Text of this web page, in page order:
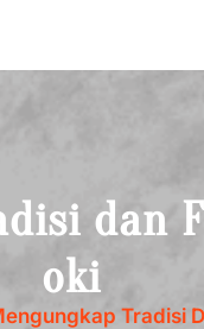
dan
oki
Tradisi